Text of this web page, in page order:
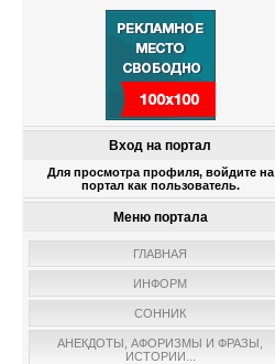
Вход на портал
Для просмотра профиля, войдите на
портал как пользователь.
Меню портала
ГЛАВНАЯ
ИНФОРМ
СОННИК
АНЕКДОТЫ, АФОРИЗМЫ И ФРАЗЫ,
ИСТОРИИ...